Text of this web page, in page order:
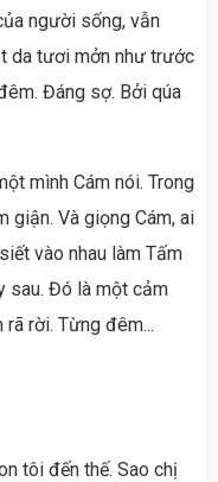
người sống, vẫn
da tươi mởn như trước
Đáng sợ. Bởi qúa
mình Cám nói. Trong
giận. Và giọng Cám, ai
vào nhau làm Tấm
sau. Đó là một cảm
rời. Từng đêm...
tôi đến thế. Sao chị